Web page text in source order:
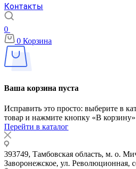
Контакты
0
0 Корзина
Ваша корзина пуста
Исправить это просто: выберите в
товар и нажмите кнопку «В корзину»
Перейти в каталог
393749, Тамбовская область, м. о.
Заворонежское, ул. Революционная,